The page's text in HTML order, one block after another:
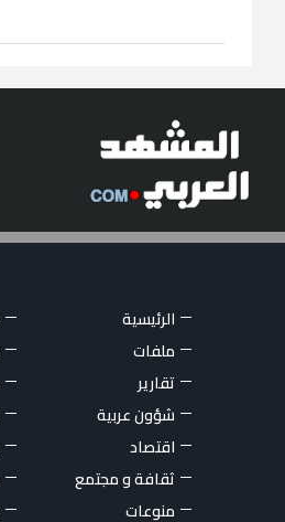
الرئيسية
ملفات
تقارير
شؤون عربية
اقتصاد
ثقافة و مجتمع
منوعات